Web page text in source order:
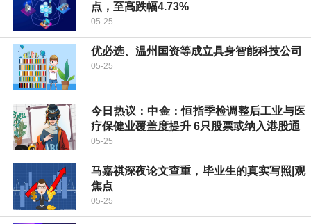
点，至高跌幅4.73%
05-25
优必选、温州国资等成立具身智能科技公司
05-25
今日热议：中金：恒指季检调整后工业与医
疗保健业覆盖度提升 6只股票或纳入港股通
05-25
马嘉祺深夜论文查重，毕业生的真实写照|观
焦点
05-25